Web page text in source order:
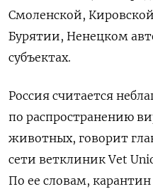
Смоленской,
Бурятии, Ненецком
субъектах.
Россия считается
по распространению
животных, говорит
сети ветклиник Vet
По ее словам,